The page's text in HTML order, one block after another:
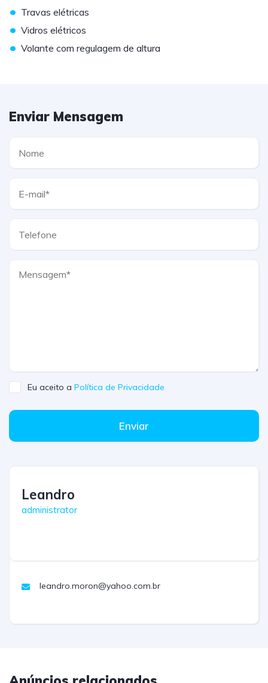
• Travas elétricas
• Vidros elétricos
• Volante com regulagem de altura
Enviar Mensagem
Eu aceito a Política de Privacidade
Enviar
Leandro
administrator
leandro.moron@yahoo.com.br